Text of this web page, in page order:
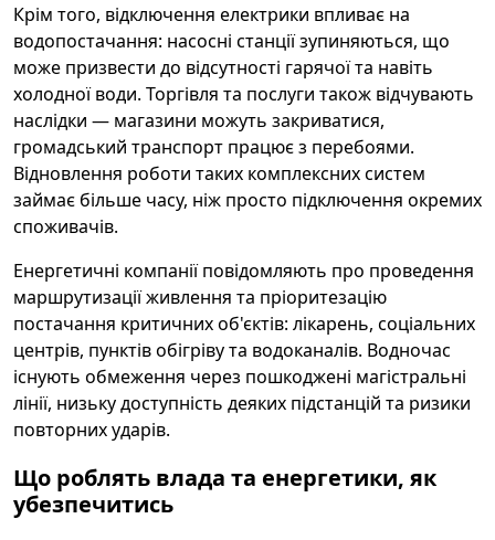
Крім того, відключення електрики впливає на
водопостачання: насосні станції зупиняються, що
може призвести до відсутності гарячої та навіть
холодної води. Торгівля та послуги також відчувають
наслідки — магазини можуть закриватися,
громадський транспорт працює з перебоями.
Відновлення роботи таких комплексних систем
займає більше часу, ніж просто підключення окремих
споживачів.
Енергетичні компанії повідомляють про проведення
маршрутизації живлення та пріоритезацію
постачання критичних об'єктів: лікарень, соціальних
центрів, пунктів обігріву та водоканалів. Водночас
існують обмеження через пошкоджені магістральні
лінії, низьку доступність деяких підстанцій та ризики
повторних ударів.
Що роблять влада та енергетики, як
убезпечитись